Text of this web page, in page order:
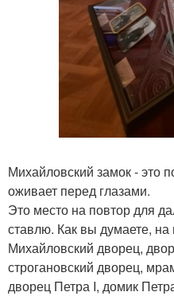
Михайловский замок - это
оживает перед глазами.
Это место на повтор для
ставлю. Как вы думаете, на
Михайловский дворец,
строгановский дворец,
дворец Петра I, домик